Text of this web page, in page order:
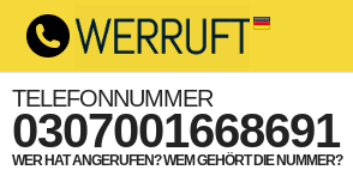
TELEFONNUMMER
0307001668691
WER HAT ANGERUFEN? WEM GEHÖRT DIE NUMMER?